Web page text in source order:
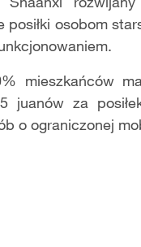
osobom
mieszkańców
juanów za
o ograniczonej